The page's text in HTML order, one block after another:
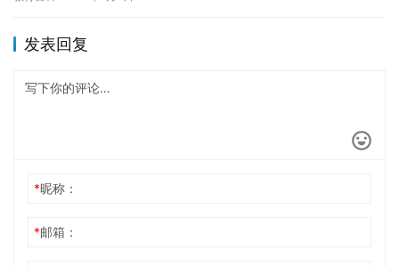
的…
发表回复
*昵称：
*邮箱：